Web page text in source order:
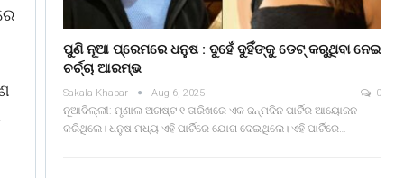
ପୁଣି ନୂଆ ପ୍ରେମରେ ଧନୁଷ : ଦୁହେଁ ଦୁହିଁଙ୍କୁ ଡେଟ୍ କରୁଥିବା ନେଇ
ଚର୍ଚ୍ଚା ଆରମ୍ଭ
Sakala Khabar Aug 6, 2025 0
ନୂଆଦିଲ୍ଲୀ: ମୃଣାଲ ଅଗଷ୍ଟ ୧ ତାରିଖରେ ଏକ ଜନ୍ମଦିନ ପାର୍ଟିର ଆୟୋଜନ
କରିଥିଲେ। ଧନୁଷ ମଧ୍ୟ ଏହି ପାର୍ଟିରେ ଯୋଗ ଦେଇଥିଲେ। ଏହି ପାର୍ଟିରେ…